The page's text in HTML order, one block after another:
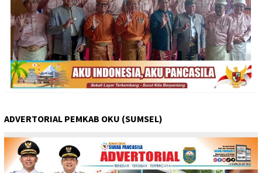
ADVERTORIAL PEMKAB OKU (SUMSEL)